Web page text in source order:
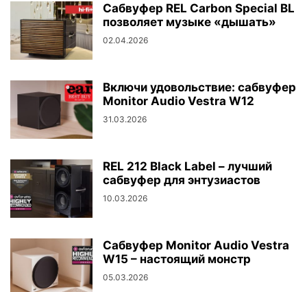
Сабвуфер REL Carbon Special BL
позволяет музыке «дышать»
02.04.2026
Включи удовольствие: сабвуфер
Monitor Audio Vestra W12
31.03.2026
REL 212 Black Label – лучший
сабвуфер для энтузиастов
10.03.2026
Сабвуфер Monitor Audio Vestra
W15 – настоящий монстр
05.03.2026